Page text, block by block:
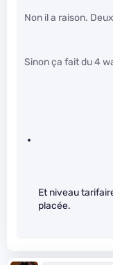
Non il a raison.
Sinon ça fait du 4
Et niveau
placée.